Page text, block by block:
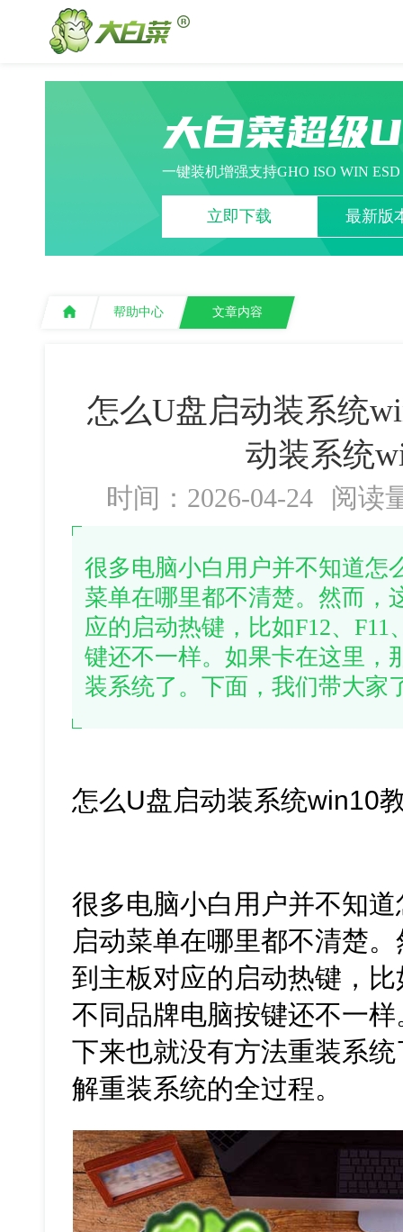
大白菜超级
一键装机增强支持GHO ISO WIN
立即下载 最新版
帮助中心 文章内容
怎么U盘启动装系统
动装系统
时间：2026-04-24 阅读
很多电脑小白用户并不知道怎
菜单在哪里都不清楚。然而，
应的启动热键，比如F12、F11
键还不一样。如果卡在这里，
装系统了。下面，我们带大家
怎么U盘启动装系统win10
很多电脑小白用户并不知道
启动菜单在哪里都不清楚
到主板对应的启动热键，
不同品牌电脑按键还不一
下来也就没有方法重装系
解重装系统的全过程。